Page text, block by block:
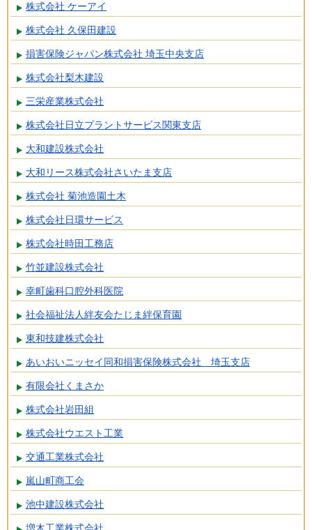
株式会社 ケーアイ
株式会社 久保田建設
損害保険ジャパン株式会社 埼玉中央支店
株式会社梨木建設
三栄産業株式会社
株式会社日立プラントサービス関東支店
大和建設株式会社
大和リース株式会社さいたま支店
株式会社 菊池造園土木
株式会社日環サービス
株式会社時田工務店
竹並建設株式会社
幸町歯科口腔外科医院
社会福祉法人絆友会たじま絆保育園
東和技建株式会社
あいおいニッセイ同和損害保険株式会社 埼玉支店
有限会社くまさか
株式会社岩田組
株式会社ウエスト工業
交通工業株式会社
嵐山町商工会
池中建設株式会社